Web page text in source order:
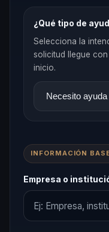
¿Qué tipo de
Selecciona la
solicitud llegue
inicio.
INFORMACIÓN
Empresa o